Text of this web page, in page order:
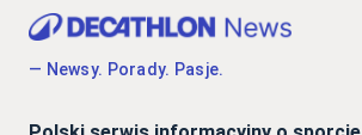
— Newsy. Porady. Pasje.